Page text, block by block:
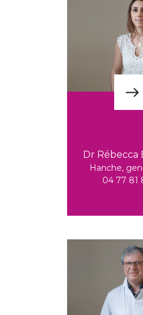
Dr Rébecca
Hanche,
04 77 81